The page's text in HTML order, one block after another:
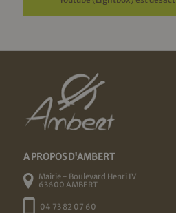
A PROPOS D'AMBERT
Mairie - Boulevard Henri IV
63600 AMBERT
04 73 82 07 60